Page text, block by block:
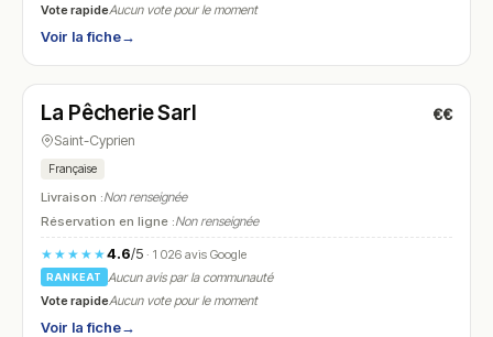
Vote rapideAucun vote pour le moment
Voir la fiche→
N° 16
La Pêcherie Sarl €€
Saint-Cyprien
Française
Livraison :Non renseignée
Réservation en ligne :Non renseignée
★★★★★4.6/5· 1 026 avis Google
RANKEAT
Aucun avis par la communauté
Vote rapideAucun vote pour le moment
Voir la fiche→